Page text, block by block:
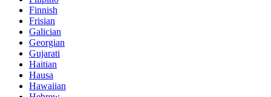
Finnish
Frisian
Galician
Georgian
Gujarati
Haitian
Hausa
Hawaiian